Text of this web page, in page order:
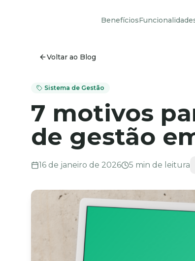
Benefícios
Voltar ao Blog
Sistema de Gestão
7 motivos
de gestão
16 de janeiro de 2026 5 min de leitura